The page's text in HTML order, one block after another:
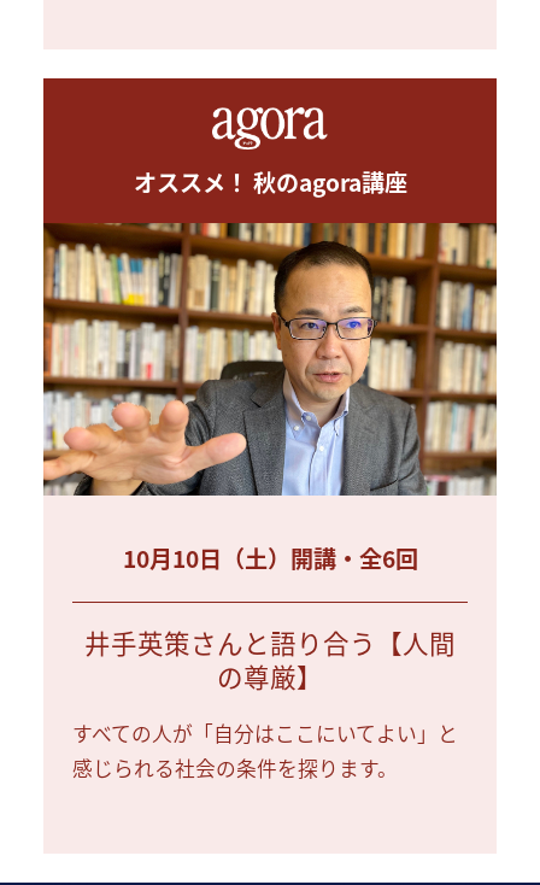
オススメ！ 秋のagora講座
10月10日（土）開講・全6回
井手英策さんと語り合う【人間
の尊厳】
すべての人が「自分はここにいてよい」と
感じられる社会の条件を探ります。